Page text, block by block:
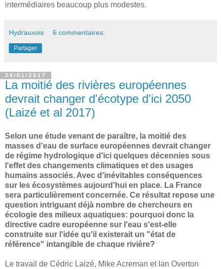
intermédiaires beaucoup plus modestes.
Hydrauxois 6 commentaires:
Partager
24/01/2017
La moitié des rivières européennes
devrait changer d'écotype d'ici 2050
(Laizé et al 2017)
Selon une étude venant de paraître, la moitié des
masses d'eau de surface européennes devrait changer
de régime hydrologique d'ici quelques décennies sous
l'effet des changements climatiques et des usages
humains associés. Avec d'inévitables conséquences
sur les écosystèmes aujourd'hui en place. La France
sera particulièrement concernée. Ce résultat repose une
question intriguant déjà nombre de chercheurs en
écologie des milieux aquatiques: pourquoi donc la
directive cadre européenne sur l'eau s'est-elle
construite sur l'idée qu'il existerait un "état de
référence" intangible de chaque rivière?
Le travail de Cédric Laizé, Mike Acreman et Ian Overton